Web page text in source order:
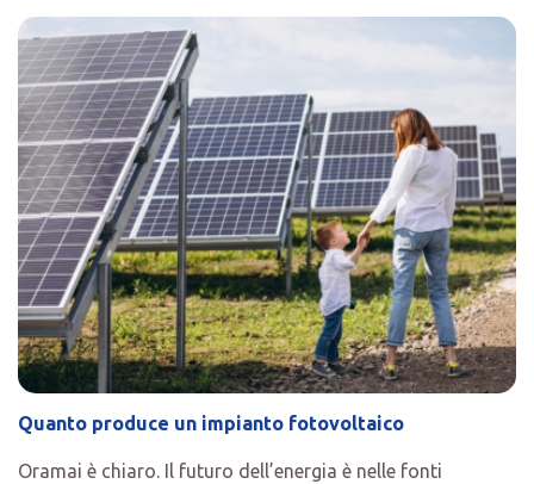
Quanto produce un impianto fotovoltaico
Oramai è chiaro. Il futuro dell’energia è nelle fonti